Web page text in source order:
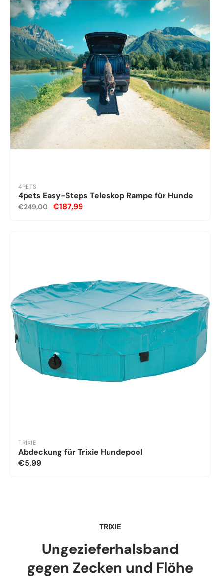
4PETS
4pets Easy-Steps Teleskop Rampe für Hunde
€249,00 €187,99
TRIXIE
Abdeckung für Trixie Hundepool
€5,99
TRIXIE
Ungezieferhalsband
gegen Zecken und Flöhe